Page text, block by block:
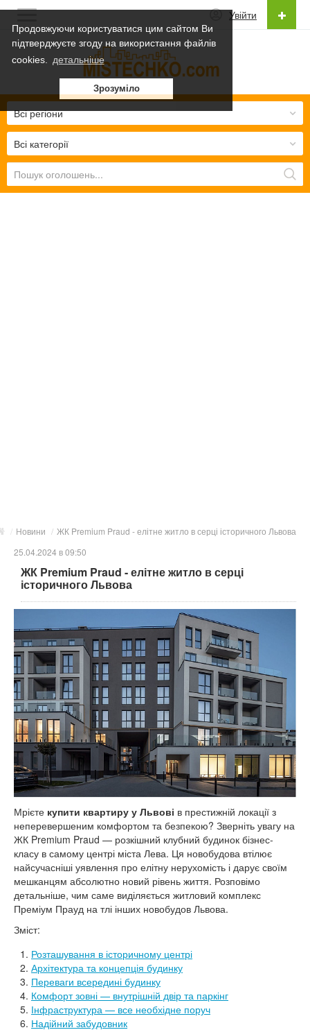
Продовжуючи користуватися цим сайтом Ви
підтверджуєте згоду на використання файлів
cookies.
детальніше
Зрозуміло
Увійти
Українська
Українська
Русский
Всі категорії
Всі регіони
Новини / ЖК Premium Praud - елітне житло в серці історичного Львова
25.04.2024 в 09:50
ЖК Premium Praud - елітне житло в серці
історичного Львова
Мрієте купити квартиру у Львові в престижній локації з
неперевершеним комфортом та безпекою? Зверніть увагу на
ЖК Premium Praud — розкішний клубний будинок бізнес-
класу в самому центрі міста Лева. Ця новобудова втілює
найсучасніші уявлення про елітну нерухомість і дарує своїм
мешканцям абсолютно новий рівень життя. Розповімо
детальніше, чим саме виділяється житловий комплекс
Преміум Прауд на тлі інших новобудов Львова.
Зміст:
Розташування в історичному центрі
Архітектура та концепція будинку
Переваги всередині будинку
Комфорт зовні — внутрішній двір та паркінг
Інфраструктура — все необхідне поруч
Надійний забудовник